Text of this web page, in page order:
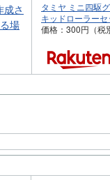
タミヤ ミニ四駆
キッドローラー
価格：300円（税